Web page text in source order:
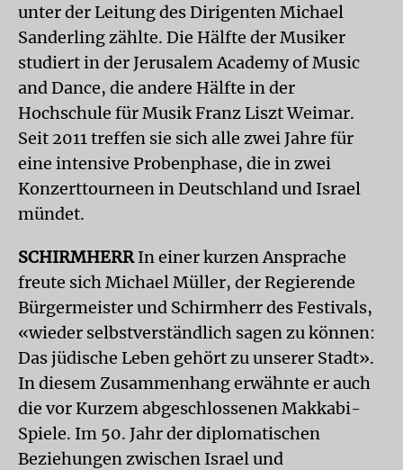
unter der Leitung des Dirigenten Michael
Sanderling zählte. Die Hälfte der Musiker
studiert in der Jerusalem Academy of Music
and Dance, die andere Hälfte in der
Hochschule für Musik Franz Liszt Weimar.
Seit 2011 treffen sie sich alle zwei Jahre für
eine intensive Probenphase, die in zwei
Konzerttourneen in Deutschland und Israel
mündet.
SCHIRMHERRIn einer kurzen Ansprache
freute sich Michael Müller, der Regierende
Bürgermeister und Schirmherr des Festivals,
«wieder selbstverständlich sagen zu können:
Das jüdische Leben gehört zu unserer Stadt».
In diesem Zusammenhang erwähnte er auch
die vor Kurzem abgeschlossenen Makkabi-
Spiele. Im 50. Jahr der diplomatischen
Beziehungen zwischen Israel und